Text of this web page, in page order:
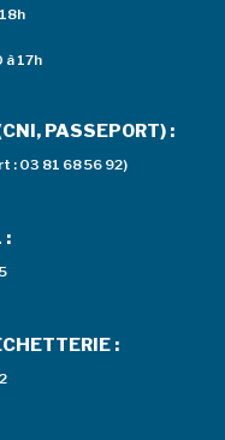
à 17h
PASSEPORT) :
: 03 81 68 56 92)
:
: